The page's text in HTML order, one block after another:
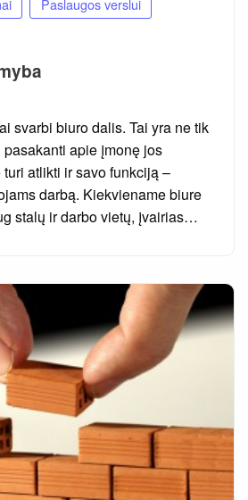
Paslaugos verslui
svarbi biuro dalis. Tai yra ne tik
apie įmonę jos
atlikti ir savo funkciją –
darbą. Kiekviename biure
stalų ir darbo vietų, įvairias…